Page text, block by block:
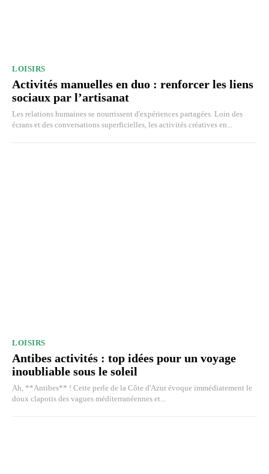
LOISIRS
Activités manuelles en duo : renforcer les liens
sociaux par l’artisanat
Les relations humaines se nourrissent d'expériences partagées. Loin des
écrans et des conversations superficielles, les activités créatives en...
LOISIRS
Antibes activités : top idées pour un voyage
inoubliable sous le soleil
Ah, **Antibes** ! Cette perle de la Côte d'Azur évoque immédiatement le
doux clapotis des vagues méditerranéennes et...